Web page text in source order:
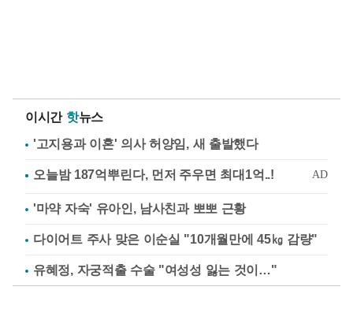
이시간 핫뉴스
'고지용과 이혼' 의사 허양임, 새 출발했다
'마약 자숙' 유아인, 남사친과 뽀뽀 근황
다이어트 주사 맞은 이순실 "10개월만에 45㎏ 감량"
유혜정, 자궁적출 수술 "여성성 잃는 것이…"